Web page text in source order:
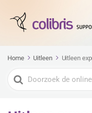
Home Uitleen Uitleen
Zoeken
naar